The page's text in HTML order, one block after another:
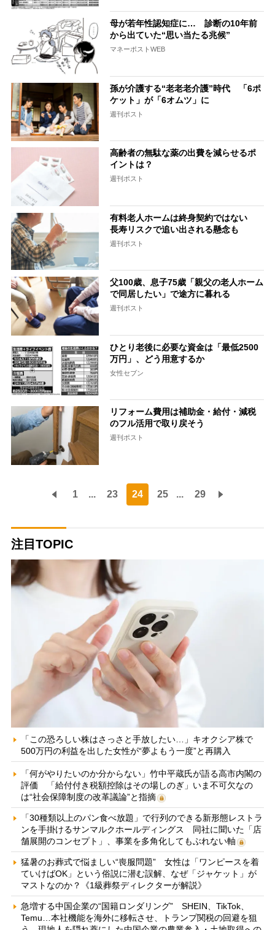
母が若年性認知症に… 診断の10年前
から出ていた“思い当たる兆候”
マネーポストWEB
孫が介護する“老老老介護”時代 「6ポ
ケット」が「6オムツ」に
週刊ポスト
高齢者の無駄な薬の出費を減らせるポ
イントは？
週刊ポスト
有料老人ホームは終身契約ではない
長寿リスクで追い出される懸念も
週刊ポスト
父100歳、息子75歳「親父の老人ホーム
で同居したい」で途方に暮れる
週刊ポスト
ひとり老後に必要な資金は「最低2500
万円」、どう用意するか
女性セブン
リフォーム費用は補助金・給付・減税
のフル活用で取り戻そう
週刊ポスト
1 ... 23 24 25 ... 29
注目TOPIC
「この恐ろしい株はさっさと手放したい…」キオクシア株で
500万円の利益を出した女性が“夢よもう一度”と再購入
「何がやりたいのか分からない」竹中平蔵氏が語る高市内閣の
評価 「給付付き税額控除はその場しのぎ」いま不可欠なの
は“社会保障制度の改革議論”と指摘
「30種類以上のパン食べ放題」で行列のできる新形態レストラ
ンを手掛けるサンマルクホールディングス 同社に聞いた「店
舗展開のコンセプト」、事業を多角化してもぶれない軸
猛暑のお葬式で悩ましい“喪服問題” 女性は「ワンピースを着
ていけばOK」という俗説に潜む誤解、なぜ「ジャケット」が
マストなのか？《1級葬祭ディレクターが解説》
急増する中国企業の“国籍ロンダリング” SHEIN、TikTok、
Temu…本社機能を海外に移転させ、トランプ関税の回避を狙